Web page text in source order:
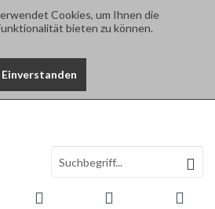
Cookies, um Ihnen die
bieten zu können.
Einverstanden